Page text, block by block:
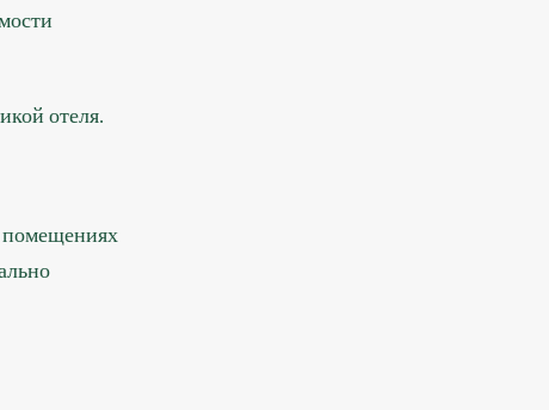
отеля.
помещениях